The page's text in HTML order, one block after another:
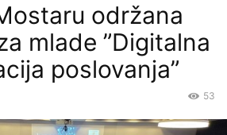
održana
mlade ”Digitalna
poslovanja”
53